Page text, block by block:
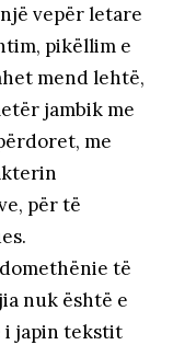
vepër letare
pikëllim e
mend lehtë,
jambik me
me
për të
të
nuk është e
i japin tekstit